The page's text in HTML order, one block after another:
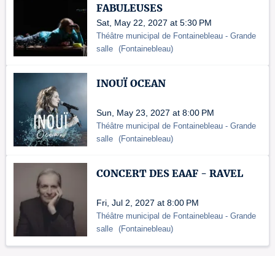
FABULEUSES
Sat, May 22, 2027 at 5:30 PM
Théâtre municipal de Fontainebleau - Grande
salle (Fontainebleau)
INOUÏ OCEAN
Sun, May 23, 2027 at 8:00 PM
Théâtre municipal de Fontainebleau - Grande
salle (Fontainebleau)
CONCERT DES EAAF - RAVEL
Fri, Jul 2, 2027 at 8:00 PM
Théâtre municipal de Fontainebleau - Grande
salle (Fontainebleau)